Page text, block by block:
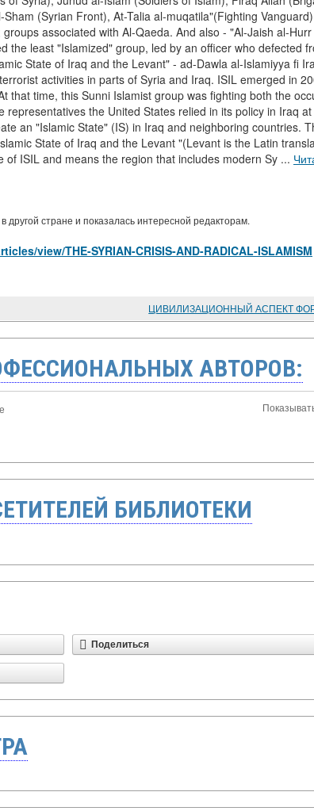
(Syrian Front), At-Talia al-muqatila"(Fighting
associated with Al-Qaeda. And also - "Al-Jaish al-
the least "Islamized" group, led by an officer who defected
State of Iraq and the Levant" - ad-Dawla al-Islamiyya fi
activities in parts of Syria and Iraq. ISIL emerged in
that time, this Sunni Islamist group was fighting both the
the United States relied in its policy in Iraq
an "Islamic State" (IS) in Iraq and neighboring countries.
State of Iraq and the Levant "(Levant is the Latin
ISIL and means the region that includes modern Sy ...
стране и показалась интересной редакторам.
view/THE-SYRIAN-CRISIS-AND-RADICAL-ISLAMISM
АВТОРОВ:
БИБЛИОТЕКИ
Поделиться